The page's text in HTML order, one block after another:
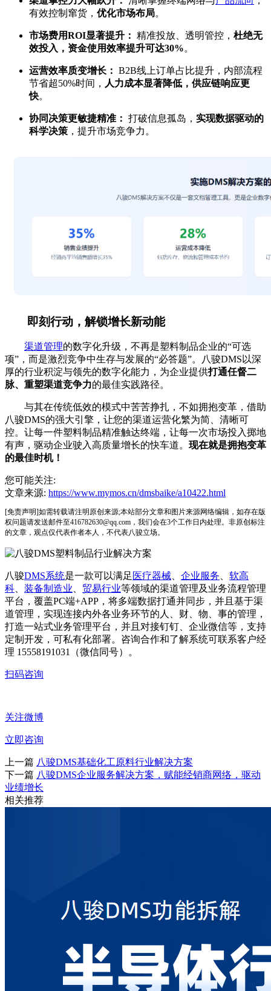
有效控制窜货， 优化市场布局。
市场费用ROI显著提升： 精准投放、透明管控， 杜绝无
效投入，资金使用效率提升可达30%。
运营效率质变增长： B2B线上订单占比提升，内部流程
节省超50%时间， 人力成本显著降低，供应链响应更
快。
协同决策更敏捷精准： 打破信息孤岛， 实现数据驱动的
科学决策 ，提升市场竞争力。
即刻行动，解锁增长新动能
渠道管理的数字化升级，不再是塑料制品企业的“可选
项”，而是激烈竞争中生存与发展的“必答题”。八骏DMS以深
厚的行业积淀与领先的数字化能力，为企业提供打通任督二
脉、重塑渠道竞争力的最佳实践路径。
与其在传统低效的模式中苦苦挣扎，不如拥抱变革，借助
八骏DMS的强大引擎，让您的渠道运营化繁为简、清晰可
控。让每一件塑料制品精准触达终端，让每一次市场投入掷地
有声，驱动企业驶入高质量增长的快车道。 现在就是拥抱变革
的最佳时机！
您可能关注:
文章来源: https://www.mymos.cn/dmsbaike/a10422.html
[免责声明]如需转载请注明原创来源;本站部分文章和图片来源网络编辑，如存在版
权问题请发送邮件至416782630@qq.com，我们会在3个工作日内处理。非原创标注
的文章，观点仅代表作者本人，不代表八骏立场。
八骏DMS系统是一款可以满足 医疗器械 企业服务
软高
科
装备制造业 贸易行业等领域的渠道管理及业务流程管理
平台，覆盖PC端+APP，将多端数据打通并同步，并且基于渠
道管理，实现连接内外各业务环节的人、财、物、事的管理，
打造一站式业务管理平台，并且对接钉钉、企业微信等，支持
定制开发，可私有化部署。咨询合作和了解系统可联系客户经
理 15558191031（微信同号）。
扫码咨询
关注微博
立即咨询
上一篇 八骏DMS基础化工原料行业解决方案
下一篇 八骏DMS企业服务解决方案，赋能经销商网络，驱动
业绩增长
相关推荐